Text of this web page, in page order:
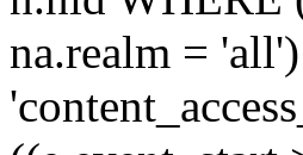
na.realm =